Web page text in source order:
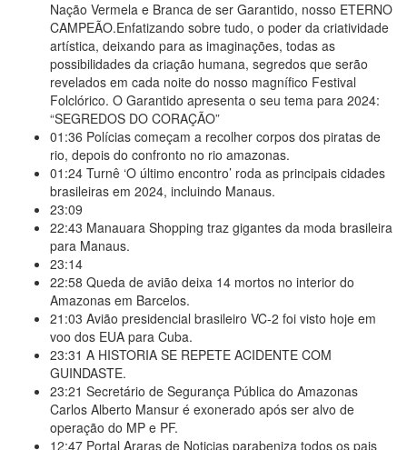
Nação Vermela e Branca de ser Garantido, nosso ETERNO
CAMPEÃO.Enfatizando sobre tudo, o poder da criatividade
artística, deixando para as imaginações, todas as
possibilidades da criação humana, segredos que serão
revelados em cada noite do nosso magnífico Festival
Folclórico. O Garantido apresenta o seu tema para 2024:
“SEGREDOS DO CORAÇÃO”
01:36 Polícias começam a recolher corpos dos piratas de
rio, depois do confronto no rio amazonas.
01:24 Turnê ‘O último encontro’ roda as principais cidades
brasileiras em 2024, incluindo Manaus.
23:09
22:43 Manauara Shopping traz gigantes da moda brasileira
para Manaus.
23:14
22:58 Queda de avião deixa 14 mortos no interior do
Amazonas em Barcelos.
21:03 Avião presidencial brasileiro VC-2 foi visto hoje em
voo dos EUA para Cuba.
23:31 A HISTORIA SE REPETE ACIDENTE COM
GUINDASTE.
23:21 Secretário de Segurança Pública do Amazonas
Carlos Alberto Mansur é exonerado após ser alvo de
operação do MP e PF.
12:47 Portal Araras de Noticias parabeniza todos os pais